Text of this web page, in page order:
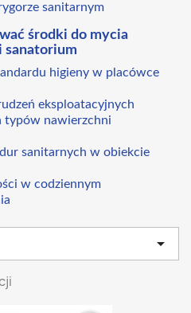
sanitarnym
środki do mycia
sanatorium
higieny w placówce
eksploatacyjnych
typów nawierzchni
sanitarnych w obiekcie
w codziennym
